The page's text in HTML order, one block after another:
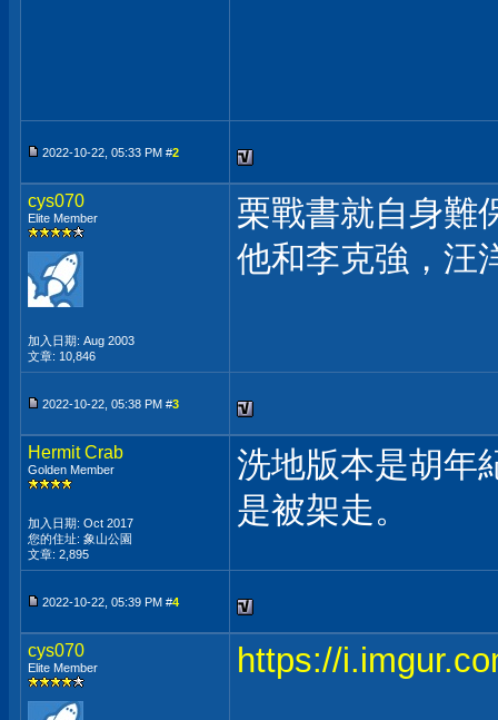
2022-10-22, 05:33 PM #2
cys070
Elite Member
加入日期: Aug 2003
文章: 10,846
栗戰書就自身難
他和李克強，汪
2022-10-22, 05:38 PM #3
Hermit Crab
Golden Member
加入日期: Oct 2017
您的住址: 象山公園
文章: 2,895
洗地版本是胡年
是被架走。
2022-10-22, 05:39 PM #4
cys070
Elite Member https://